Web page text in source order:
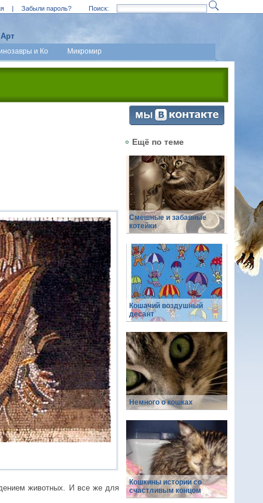
| Забыли пароль? Поиск:
и Ко Микромир
Арт
животных. И все же для
Ещё по теме
Смешные и забавные
котейки
Кошачий воздушный
десант
Немного о кошках
Кошкины истории со
счастливым концом